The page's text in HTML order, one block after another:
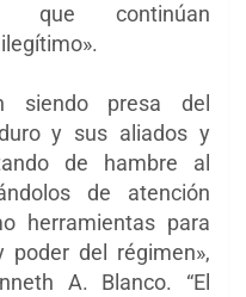
que continúan
siendo presa del
y sus aliados y
de hambre al
de atención
herramientas para
del régimen»,
A. Blanco. “El